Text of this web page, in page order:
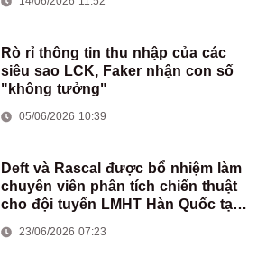
Rò rỉ thông tin thu nhập của các
siêu sao LCK, Faker nhận con số
"không tưởng"
05/06/2026 10:39
Deft và Rascal được bổ nhiệm làm
chuyên viên phân tích chiến thuật
cho đội tuyển LMHT Hàn Quốc tại
23/06/2026 07:23